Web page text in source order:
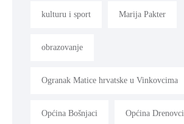
kulturu i sport Marija Pakter
obrazovanje
Ogranak Matice hrvatske u Vinkovcima
Općina Bošnjaci Općina Drenovci